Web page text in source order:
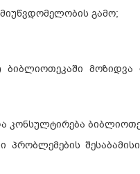
გამო;
ბიბლიოთეკაში
შესაბამისი